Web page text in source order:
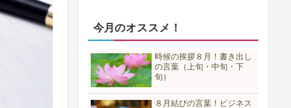
今月のオススメ！
時候の挨拶８月！書き出し
の言葉（上旬・中旬・下
旬）
８月結びの言葉！ビジネス